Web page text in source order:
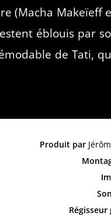
(Macha Makeïeff
éblouis par
de Tati,
Produit par
Son
Régisseur